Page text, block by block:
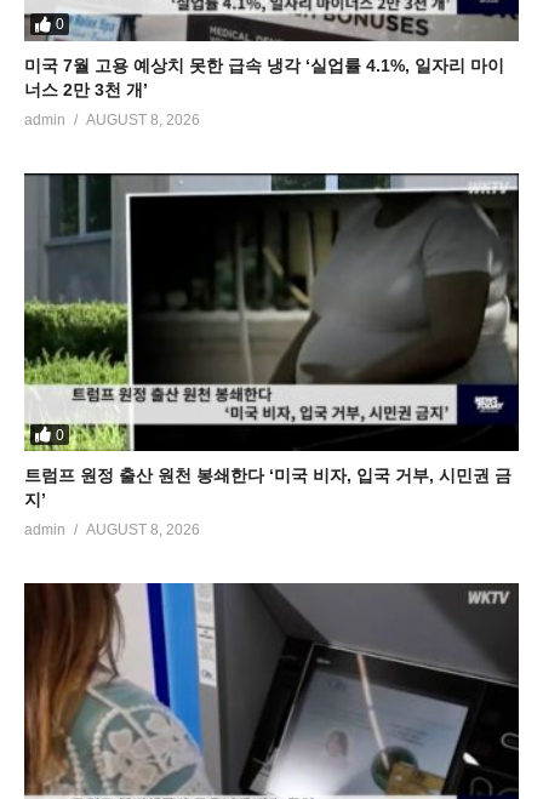
0
미국 7월 고용 예상치 못한 급속 냉각 ‘실업률 4.1%, 일자리 마이
너스 2만 3천 개’
admin AUGUST 8, 2026
0
트럼프 원정 출산 원천 봉쇄한다 ‘미국 비자, 입국 거부, 시민권 금
지’
admin AUGUST 8, 2026